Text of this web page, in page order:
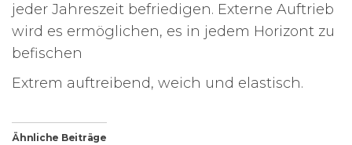
jeder Jahreszeit befriedigen. Externe Auftrieb
wird es ermöglichen, es in jedem Horizont zu
befischen
Extrem auftreibend, weich und elastisch.
Ähnliche Beiträge